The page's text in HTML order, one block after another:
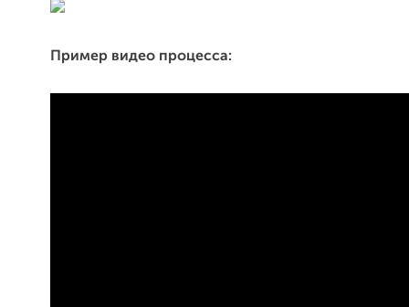
Пример видео процесса: